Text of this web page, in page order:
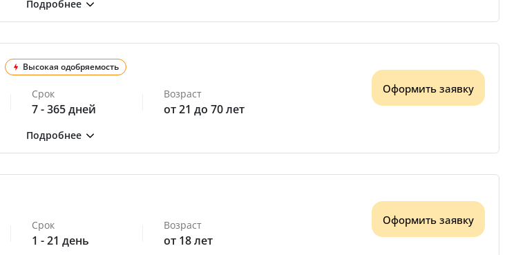
Высокая одобряемость
Срок
7 - 365 дней
Возраст
от 21 до 70 лет
Оформить заявку
Срок
1 - 21 день
Возраст
от 18 лет
Оформить заявку